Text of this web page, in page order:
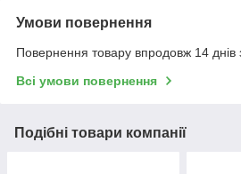
Умови повернення
Повернення товару впродовж 14 днів
Всі умови повернення
Подібні товари компанії